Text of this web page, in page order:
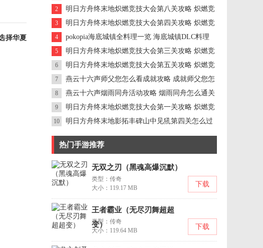
择华夏
法怎么解密
2
明日方舟终末地炽燃竞技大会第八关攻略 炽燃竞
技大会第八关怎么通关
3
明日方舟终末地炽燃竞技大会第四关攻略 炽燃竞
技大会第四关怎么通关
4
pokopia海底城镇全料理一览 海底城镇DLC料理
怎么制作
5
明日方舟终末地炽燃竞技大会第三关攻略 炽燃竞
技大会第三关怎么通关
6
明日方舟终末地炽燃竞技大会第五关攻略 炽燃竞
技大会第五关怎么通关
7
燕云十六声师父您怎么看成就攻略 成就师父您怎
么看怎么完成
8 燕云十六声烟雨同舟活动攻略 烟雨同舟怎么通关
9
明日方舟终末地炽燃竞技大会第一关攻略 炽燃竞
技大会第一关怎么通关
10
明日方舟终末地影拓丰碑山中见犼第四关怎么过
影拓丰碑山中见犼攻略
热门手游推荐
无双之刃（黑魂高爆沉默）
类型：传奇
大小：119.17 MB
下载
王者霸业（无尽刃舞超超
变）
类型：传奇
大小：119.64 MB
下载